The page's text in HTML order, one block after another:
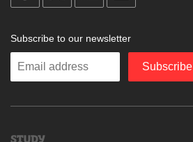
Subscribe to our newsletter
Enter
Subscribe
Study